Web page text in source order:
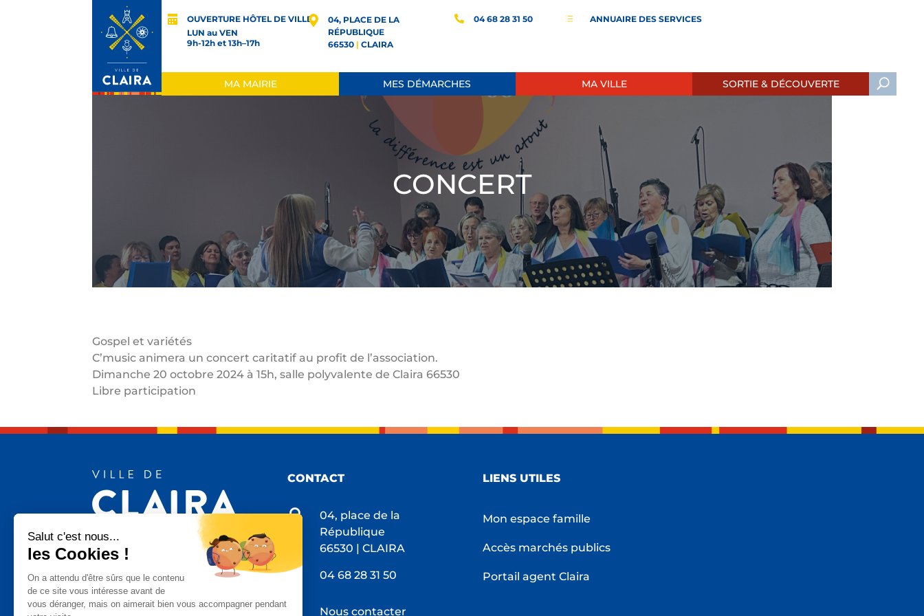
OUVERTURE HÔTEL DE VILLE
LUN au VEN
9h-12h et 13h–17h
04, PLACE DE LA
RÉPUBLIQUE
66530| CLAIRA
04 68 28 31 50 d ANNUAIRE DES SERVICES
MA MAIRIE MES DÉMARCHES MA VILLE SORTIE & DÉCOUVERTE
CONCERT
Gospel et variétés
C’music animera un concert caritatif au profit de l’association.
Dimanche 20 octobre 2024 à 15h, salle polyvalente de Claira 66530
Libre participation
CONTACT

04, place de la
République
66530 | CLAIRA
 04 68 28 31 50
Nous contacter
LIENS UTILES
Mon espace famille
Accès marchés publics
Portail agent Claira
Salut c'est nous...
les Cookies !
On a attendu d'être sûrs que le contenu
de ce site vous intéresse avant de
vous déranger, mais on aimerait bien vous accompagner pendant